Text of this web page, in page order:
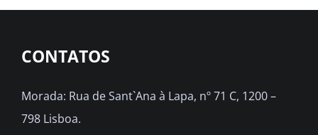
CONTATOS
Morada: Rua de Sant`Ana à Lapa, nº 71 C, 1200 –
798 Lisboa.